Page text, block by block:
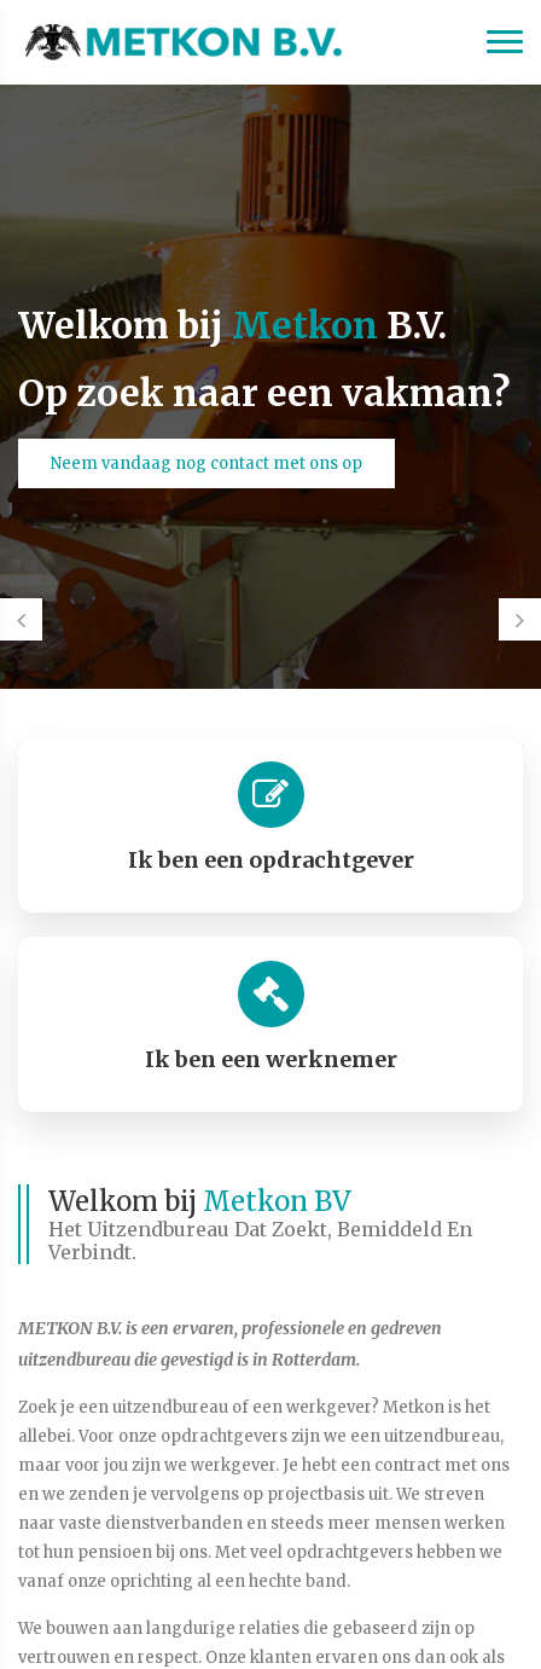
Ik ben een opdrachtgever
Ik ben een werknemer
Welkom bij Metkon BV
Het Uitzendbureau Dat Zoekt, Bemiddeld En
Verbindt.
METKON B.V. is een ervaren, professionele en gedreven
uitzendbureau die gevestigd is in Rotterdam.
Zoek je een uitzendbureau of een werkgever? Metkon is het
allebei. Voor onze opdrachtgevers zijn we een uitzendbureau,
maar voor jou zijn we werkgever. Je hebt een contract met ons
en we zenden je vervolgens op projectbasis uit. We streven
naar vaste dienstverbanden en steeds meer mensen werken
tot hun pensioen bij ons. Met veel opdrachtgevers hebben we
vanaf onze oprichting al een hechte band.
We bouwen aan langdurige relaties die gebaseerd zijn op
vertrouwen en respect. Onze klanten ervaren ons dan ook als